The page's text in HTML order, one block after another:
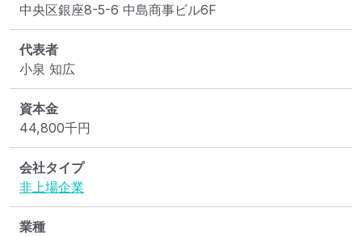
中央区銀座8-5-6 中島商事ビル6F
代表者
小泉 知広
資本金
44,800千円
会社タイプ
非上場企業
業種